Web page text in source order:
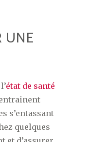
UNE
état de santé
s’entassant
quelques